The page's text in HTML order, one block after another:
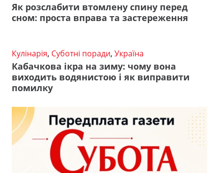
Як розслабити втомлену спину перед
сном: проста вправа та застереження
Кулінарія, Суботні поради, Україна
Кабачкова ікра на зиму: чому вона
виходить водянистою і як виправити
помилку